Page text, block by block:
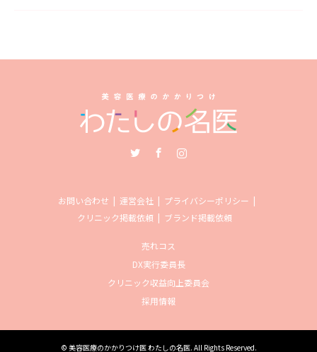
お問い合わせ 運営会社
プライバシーポリシー
クリニック掲載依頼
ブランド掲載依頼
売れコス
DX実行委員長
クリニック収益向上委員会
採用情報
© 美容医療のかかりつけ医 わたしの名医. All Rights Reserved.